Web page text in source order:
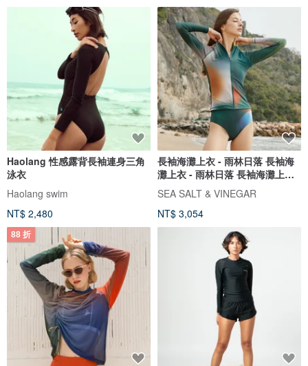
Haolang 性感露背長袖連身三角
泳衣
Haolang swim
NT$ 2,480
長袖海灘上衣 - 雨林日落 長袖海
灘上衣 - 雨林日落 長袖海灘上衣 -
雨林日落
SEA SALT & VINEGAR
NT$ 3,054
88 折